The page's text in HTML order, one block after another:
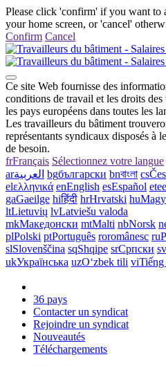
Please click 'confirm' if you want to
your home screen, or 'cancel'
Confirm Cancel
Ce site Web fournisse des
conditions de travail et les droits
les pays européens dans toutes les
Les travailleurs du bâtiment
représentants syndicaux disposés à
de besoin.
frFrançais Sélectionnez votre langue
arالعربية bgбългарски bnবাংলা cs
elελληνικά enEnglish esEspañol et
gaGaeilge hiहिंदी hrHrvatski hu
ltLietuvių lvLatviešu valoda
mkМакедонски mtMalti nbNorsk
plPolski ptPortuguês roromânesc ru
slSlovenščina sqShqipe srСрпски sv
ukУкраїнська uzOʻzbek tili vi
36 pays
Contacter un syndicat
Rejoindre un syndicat
Nouveautés
Téléchargements